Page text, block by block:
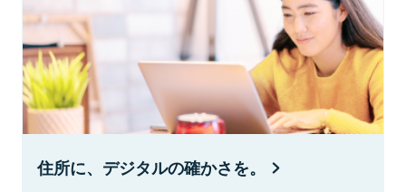
住所に、デジタルの確かさを。